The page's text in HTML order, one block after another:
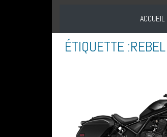
ACCUEIL
ÉTIQUETTE :